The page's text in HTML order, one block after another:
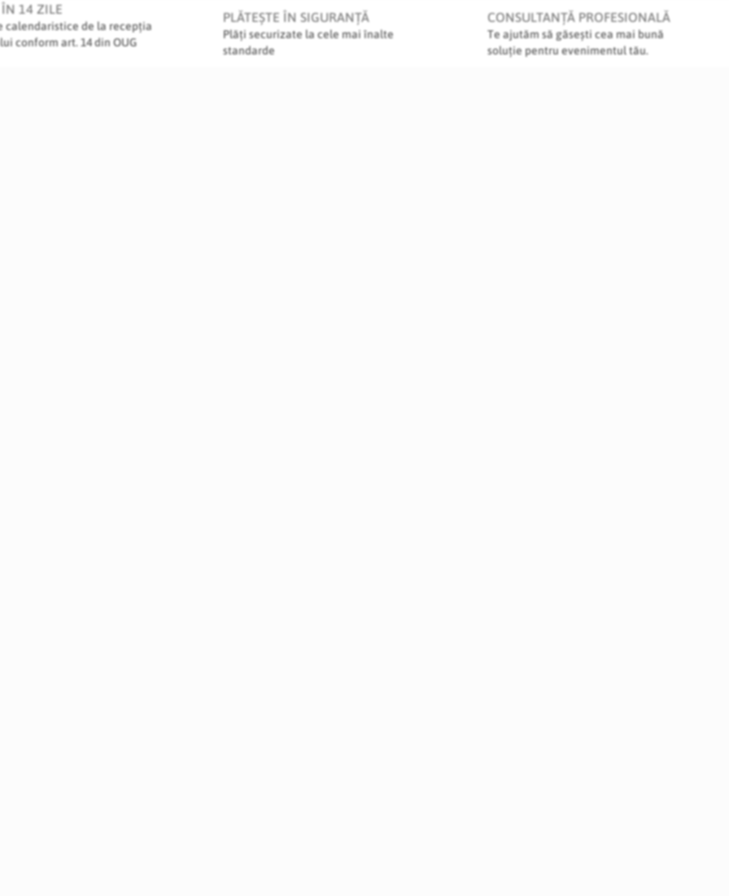
ÎN 14 ZILE
calendaristice de la recepția
conform art. 14 din OUG
PLĂTEȘTE ÎN SIGURANȚĂ
Plăți securizate la cele mai înalte
standarde
CONSULTANȚĂ PROFESIONALĂ
Te ajutăm să găsești cea mai bună
soluție pentru evenimentul tău.